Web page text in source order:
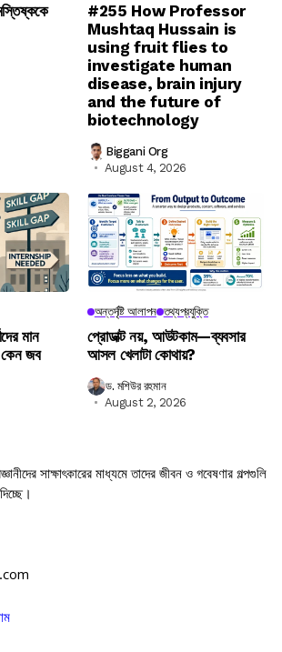
#255 How Professor
Mushtaq Hussain is
using fruit flies to
investigate human
disease, brain injury
and the future of
biotechnology
Biggani Org
August 4, 2026
মান
কেন জব
অন্তর্দৃষ্টি আলাপন তথ্যপ্রযুক্তি
প্রোডাক্ট নয়, আউটকাম—ব্যবসার
আসল খেলাটা কোথায়?
ড. মশিউর রহমান
August 2, 2026
সাক্ষাৎকারের মাধ্যমে তাদের জীবন ও গবেষণার গল্পগুলি